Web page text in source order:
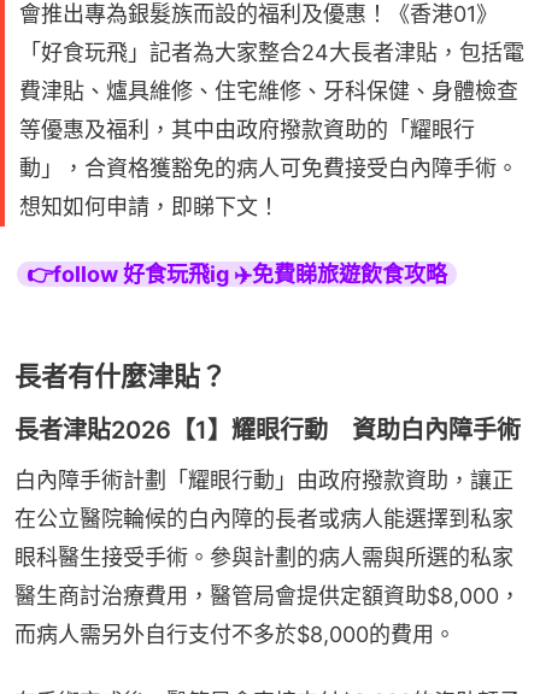
會推出專為銀髮族而設的福利及優惠！《香港01》
「好食玩飛」記者為大家整合24大長者津貼，包括電
費津貼、爐具維修、住宅維修、牙科保健、身體檢查
等優惠及福利，其中由政府撥款資助的「耀眼行
動」，合資格獲豁免的病人可免費接受白內障手術。
想知如何申請，即睇下文！
👉follow 好食玩飛ig ✈️免費睇旅遊飲食攻略
長者有什麼津貼？
長者津貼2026【1】耀眼行動 資助白內障手術
白內障手術計劃「耀眼行動」由政府撥款資助，讓正
在公立醫院輪候的白內障的長者或病人能選擇到私家
眼科醫生接受手術。參與計劃的病人需與所選的私家
醫生商討治療費用，醫管局會提供定額資助$8,000，
而病人需另外自行支付不多於$8,000的費用。